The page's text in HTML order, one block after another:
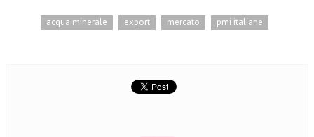
acqua minerale export mercato pmi italiane